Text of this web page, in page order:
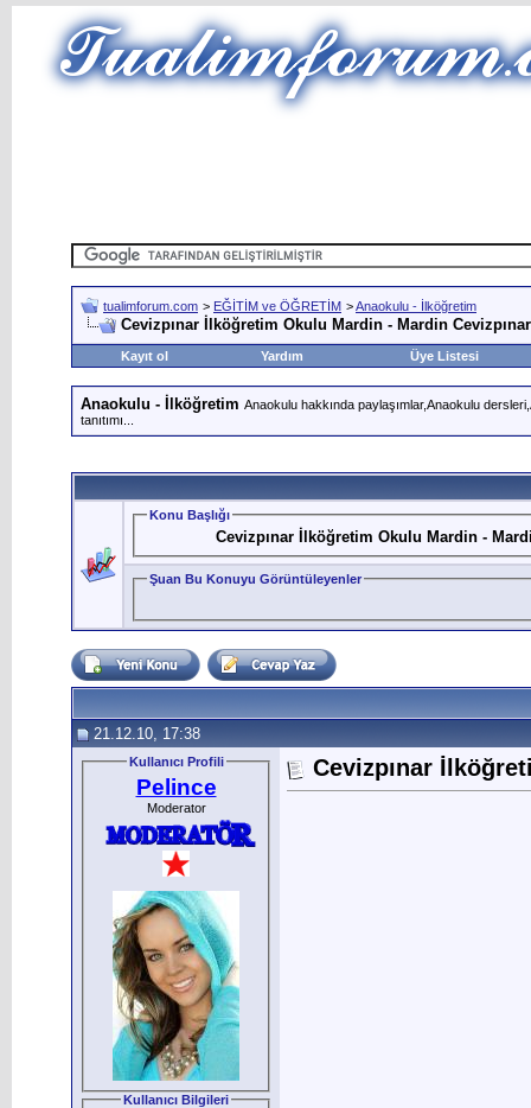
tualimforum.com > EĞİTİM ve ÖĞRETİM >Anaokulu - İlköğretim
Cevizpınar İlköğretim Okulu Mardin - Mardin
Kayıt ol Yardım Üye Listesi
Anaokulu - İlköğretim Anaokulu hakkında paylaşımlar,Anaokulu
tanıtımı...
Konu Başlığı
Cevizpınar İlköğretim Okulu Mardin -
Şuan Bu Konuyu Görüntüleyenler
21.12.10, 17:38
Kullanıcı Profili
Pelince
Moderator
Kullanıcı Bilgileri
Cevizpınar